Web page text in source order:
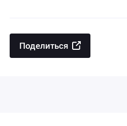
Поделиться